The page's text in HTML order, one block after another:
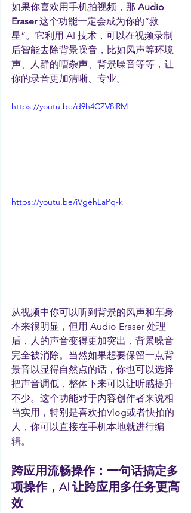
如果你喜欢用手机拍视频，那 Audio
Eraser 这个功能一定会成为你的“救
星”。它利用 AI 技术，可以在视频录制
后智能去除背景噪音，比如风声等环境
声、人群的嘈杂声、背景噪音等等，让
你的录音更加清晰、专业。
https://youtu.be/d9h4CZV8lRM
https://youtu.be/iVgehLaPq-k
从视频中你可以听到背景的风声和车身
本来很明显，但用 Audio Eraser 处理
后，人的声音变得更加突出，背景噪音
完全被消除。当然如果想要保留一点背
景音以显得自然点的话，你也可以选择
把声音调低，整体下来可以让听感提升
不少。这个功能对于内容创作者来说相
当实用，特别是喜欢拍Vlog或者快拍的
人，你可以直接在手机本地就进行编
辑。
跨应用流畅操作：一句话搞定多
项操作，AI 让跨应用多任务更高
效